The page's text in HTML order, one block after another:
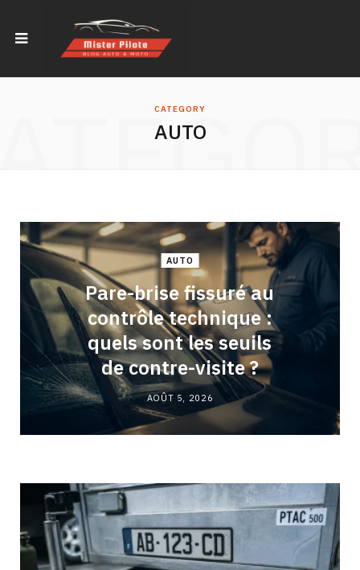
CATEGORY
AUTO
AUTO
Pare-brise fissuré au
contrôle technique :
quels sont les seuils
de contre-visite ?
AOÛT 5, 2026